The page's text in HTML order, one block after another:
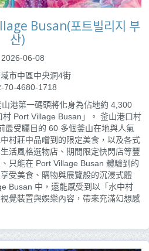
Busan(포트빌리지 부
산)
2026-06-08
市中區中央洞4街
70-4680-1718
港第一碼頭將化身為佔地約 4,300
Port Village Busan」。 釜山港口村
最受矚目的 60 多個釜山在地與人氣
村莊中品嚐到的限定美食，以及各式
活風格選物店、期間限定快閃店等豐
只能在 Port Village Busan 體驗到的
受美食、購物與展覽般的沉浸式體
Busan 中，還能感受到以「水中村
覺裝置與娛樂內容，帶來充滿幻想感